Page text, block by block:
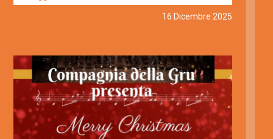
con voi tamburelli, ovetti, shaker, sonagli e
#compagniadellagru #natale2025
#christmastour #pop #gospel #choir
#corovarese
16 Dicembre 2025